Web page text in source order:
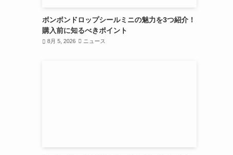
ボンボンドロップシールミニの魅力を3つ紹介！
購入前に知るべきポイント
8月 5, 2026 ニュース